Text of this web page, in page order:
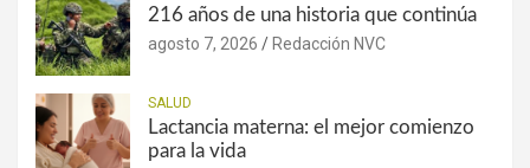
216 años de una historia que continúa
agosto 7, 2026 Redacción NVC
SALUD
Lactancia materna: el mejor comienzo
para la vida